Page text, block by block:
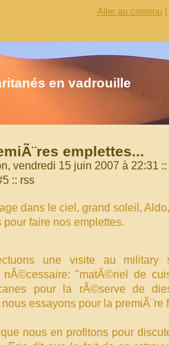
en vadrouille
Aller au contenu
emplettes...
vendredi 15 juin 2007 à 22:31 ::
:: rss
dans le ciel, grand soleil,
pour faire nos emplettes.
une visite au military
nÃ©cessaire: "matÃ©riel de
pour la rÃ©serve de
essayons pour la premiÃ¨re
que nous en profitons pour